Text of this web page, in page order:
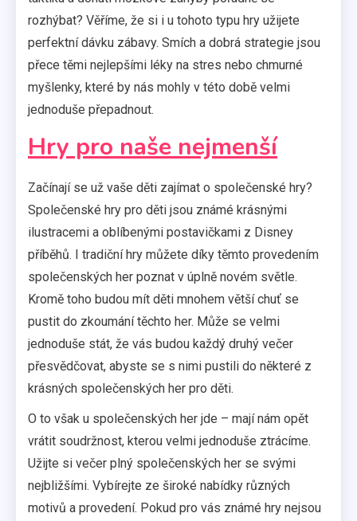
rozhýbat? Věříme, že si i u tohoto typu hry užijete
perfektní dávku zábavy. Smích a dobrá strategie jsou
přece těmi nejlepšími léky na stres nebo chmurné
myšlenky, které by nás mohly v této době velmi
jednoduše přepadnout.
Hry pro naše nejmenší
Začínají se už vaše děti zajímat o společenské hry?
Společenské hry pro děti jsou známé krásnými
ilustracemi a oblíbenými postavičkami z Disney
příběhů. I tradiční hry můžete díky těmto provedením
společenských her poznat v úplně novém světle.
Kromě toho budou mít děti mnohem větší chuť se
pustit do zkoumání těchto her. Může se velmi
jednoduše stát, že vás budou každý druhý večer
přesvědčovat, abyste se s nimi pustili do některé z
krásných společenských her pro děti.
O to však u společenských her jde – mají nám opět
vrátit soudržnost, kterou velmi jednoduše ztrácíme.
Užijte si večer plný společenských her se svými
nejbližšími. Vybírejte ze široké nabídky různých
motivů a provedení. Pokud pro vás známé hry nejsou